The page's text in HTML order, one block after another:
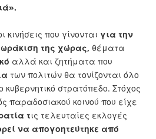
που γίνονται για την
της χώρας, θέματα
αλλά και ζητήματα που
των πολιτών θα τονίζονται όλο
κυβερνητικό στρατόπεδο. Στόχος
παραδοσιακού κοινού που είχε
τις τελευταίες εκλογές
να απογοητεύτηκε από